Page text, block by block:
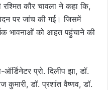
रश्मित कौर चावला ने कहा कि,
पर जांच की गई। जिसमें
भावनाओं को आहत पहुंचाने की
प्रो. दिलीप झा, डॉ.
कुमारी, डॉ. प्रशांत वैष्णव, डॉ.